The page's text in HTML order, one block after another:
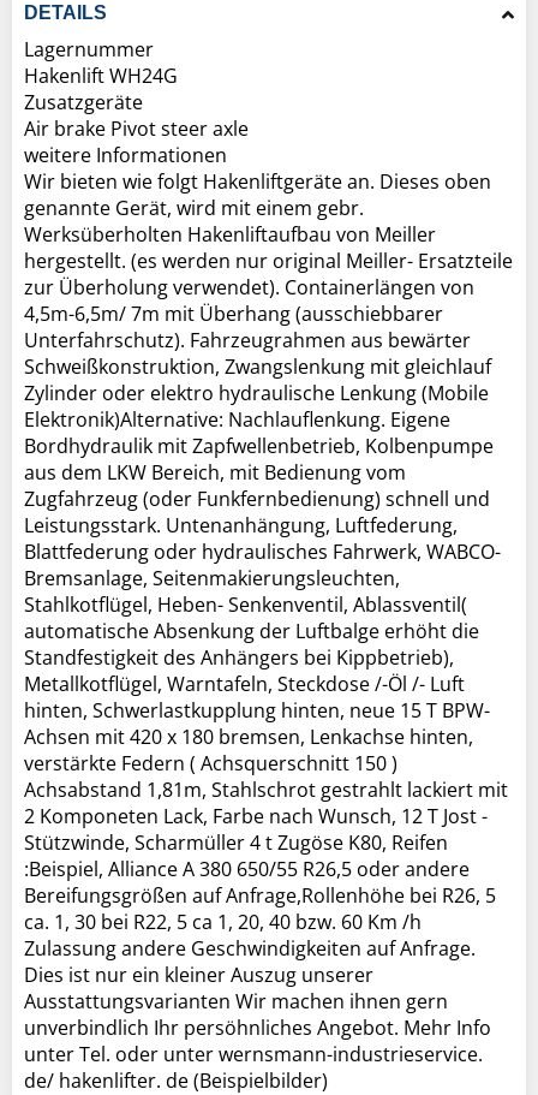
DETAILS
Lagernummer
Hakenlift WH24G
Zusatzgeräte
Air brake Pivot steer axle
weitere Informationen
Wir bieten wie folgt Hakenliftgeräte an. Dieses oben
genannte Gerät, wird mit einem gebr.
Werksüberholten Hakenliftaufbau von Meiller
hergestellt. (es werden nur original Meiller- Ersatzteile
zur Überholung verwendet). Containerlängen von
4,5m-6,5m/ 7m mit Überhang (ausschiebbarer
Unterfahrschutz). Fahrzeugrahmen aus bewärter
Schweißkonstruktion, Zwangslenkung mit gleichlauf
Zylinder oder elektro hydraulische Lenkung (Mobile
Elektronik)Alternative: Nachlauflenkung. Eigene
Bordhydraulik mit Zapfwellenbetrieb, Kolbenpumpe
aus dem LKW Bereich, mit Bedienung vom
Zugfahrzeug (oder Funkfernbedienung) schnell und
Leistungsstark. Untenanhängung, Luftfederung,
Blattfederung oder hydraulisches Fahrwerk, WABCO-
Bremsanlage, Seitenmakierungsleuchten,
Stahlkotflügel, Heben- Senkenventil, Ablassventil(
automatische Absenkung der Luftbalge erhöht die
Standfestigkeit des Anhängers bei Kippbetrieb),
Metallkotflügel, Warntafeln, Steckdose /-Öl /- Luft
hinten, Schwerlastkupplung hinten, neue 15 T BPW-
Achsen mit 420 x 180 bremsen, Lenkachse hinten,
verstärkte Federn ( Achsquerschnitt 150 )
Achsabstand 1,81m, Stahlschrot gestrahlt lackiert mit
2 Komponeten Lack, Farbe nach Wunsch, 12 T Jost -
Stützwinde, Scharmüller 4 t Zugöse K80, Reifen
:Beispiel, Alliance A 380 650/55 R26,5 oder andere
Bereifungsgrößen auf Anfrage,Rollenhöhe bei R26, 5
ca. 1, 30 bei R22, 5 ca 1, 20, 40 bzw. 60 Km /h
Zulassung andere Geschwindigkeiten auf Anfrage.
Dies ist nur ein kleiner Auszug unserer
Ausstattungsvarianten Wir machen ihnen gern
unverbindlich Ihr persöhnliches Angebot. Mehr Info
unter Tel. oder unter wernsmann-industrieservice.
de/ hakenlifter. de (Beispielbilder)